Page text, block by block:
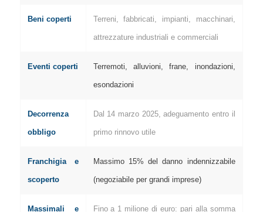
Beni coperti Terreni, fabbricati, impianti, macchinari,
attrezzature industriali e commerciali
Eventi coperti Terremoti, alluvioni, frane, inondazioni,
esondazioni
Decorrenza
obbligo
Dal 14 marzo 2025, adeguamento entro il
primo rinnovo utile
Franchigia e
scoperto
Massimo 15% del danno indennizzabile
(negoziabile per grandi imprese)
Massimali e Fino a 1 milione di euro: pari alla somma